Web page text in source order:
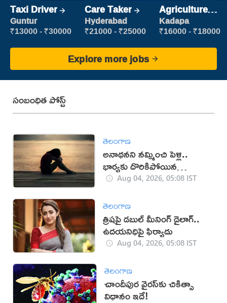
Taxi Driver
Guntur
₹13000 - ₹30000
Care Taker
Hyderabad
₹21000 - ₹25000
Agriculture
Labour
Kadapa
₹16000 - ₹18000
Explore more jobs
సంబంధిత పోస్ట్
తెలంగాణ
అనాథనని నమ్మించి పెళ్లి..
భార్యకు దొరికిపోయిన
మోసగాడు!
Aug 04, 2026, 05:08 IST
తెలంగాణ
త్రిషపై డబుల్ మీనింగ్ డైలాగ్..
ఉదయనిధిపై ఫిర్యాదు
Aug 04, 2026, 05:08 IST
తెలంగాణ
చాందీపుర వైరస్‌కు చికిత్సా
విధానం ఇదే!